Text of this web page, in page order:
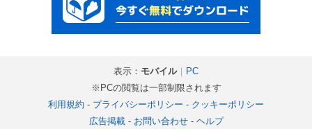
表示： モバイル｜ PC
※PCの閲覧は一部制限されます
利用規約 - プライバシーポリシー - クッキーポリシー
広告掲載- お問い合わせ- ヘルプ